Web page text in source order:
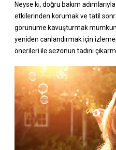
Neyse ki, doğru bakım
etkilerinden korumak ve tatil
görünüme kavuşturmak
yeniden canlandırmak için
önerileri ile sezonun tadını